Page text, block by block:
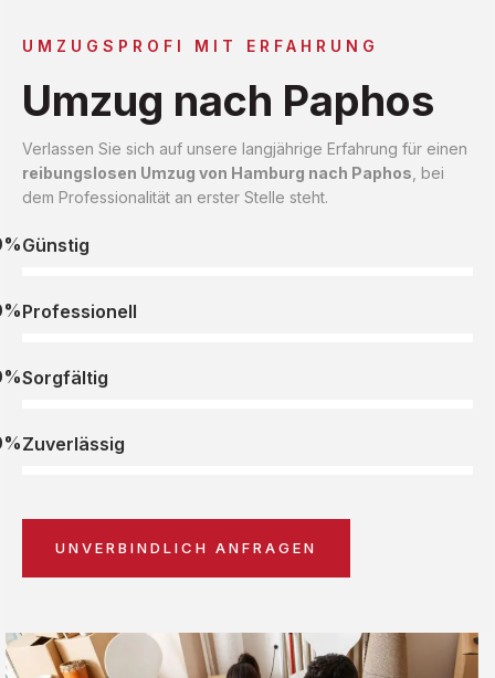
UMZUGSPROFI MIT ERFAHRUNG
Umzug nach Paphos
Verlassen Sie sich auf unsere langjährige Erfahrung für einen
reibungslosen Umzug von Hamburg nach Paphos , bei
dem Professionalität an erster Stelle steht.
Günstig
Professionell
Sorgfältig
Zuverlässig
UNVERBINDLICH ANFRAGEN